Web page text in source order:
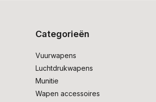
Categorieën
Vuurwapens
Luchtdrukwapens
Munitie
Wapen accessoires